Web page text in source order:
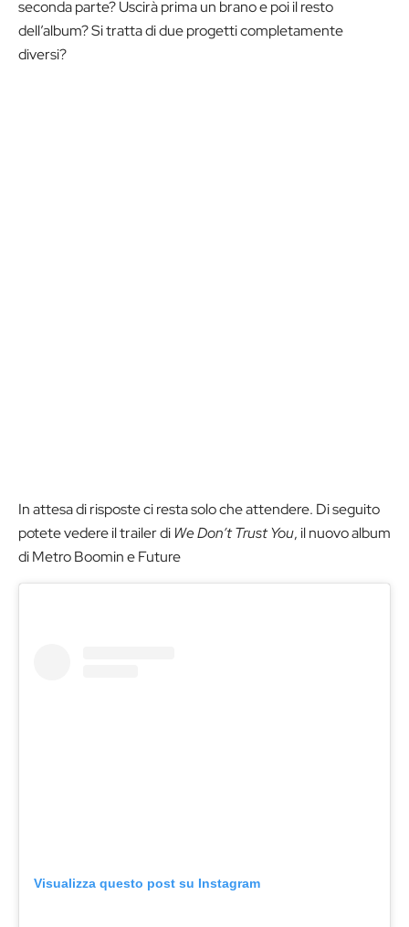
seconda parte? Uscirà prima un brano e poi il resto
dell’album? Si tratta di due progetti completamente
diversi?
In attesa di risposte ci resta solo che attendere. Di seguito
potete vedere il trailer di We Don’t Trust You, il nuovo album
di Metro Boomin e Future
Visualizza questo post su Instagram